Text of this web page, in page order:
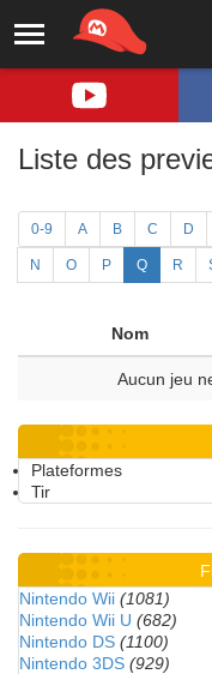
Liste des
0-9 A B C D
N O P Q R
Nom
Aucun jeu
Plateformes
Tir
Nintendo Wii (1081)
Nintendo Wii U (682)
Nintendo DS (1100)
Nintendo 3DS (929)